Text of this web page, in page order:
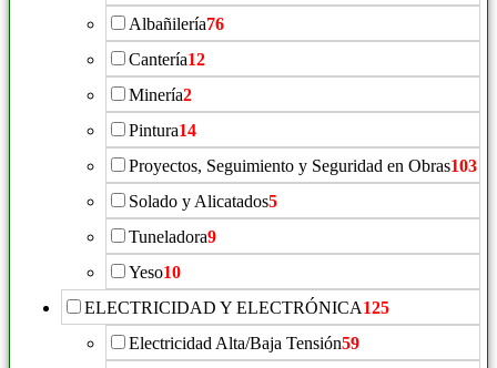
Albañilería76
Cantería12
Minería2
Pintura14
Proyectos, Seguimiento y Seguridad en Obras103
Solado y Alicatados5
Tuneladora9
Yeso10
ELECTRICIDAD Y ELECTRÓNICA125
Electricidad Alta/Baja Tensión59